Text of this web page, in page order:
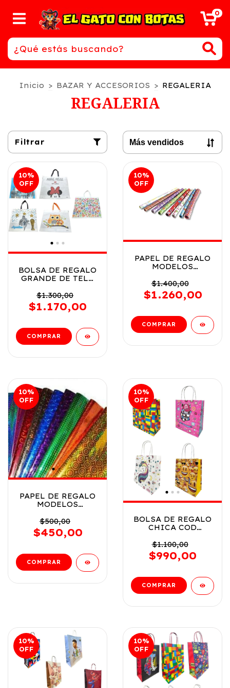
0
Inicio > BAZAR Y ACCESORIOS > REGALERIA
REGALERIA
Filtrar
10%
OFF
BOLSA DE REGALO
GRANDE DE TELA
BOLSAGRANDETELA
$1.300,00
$1.170,00
10%
OFF
PAPEL DE REGALO
MODELOS
PAPELDEREGALO
$1.400,00
$1.260,00
10%
OFF
PAPEL DE REGALO
MODELOS
PAPELDEREGALO
$500,00
$450,00
10%
OFF
BOLSA DE REGALO
CHICA COD
$1.100,00
$990,00
10%
OFF
10%
OFF